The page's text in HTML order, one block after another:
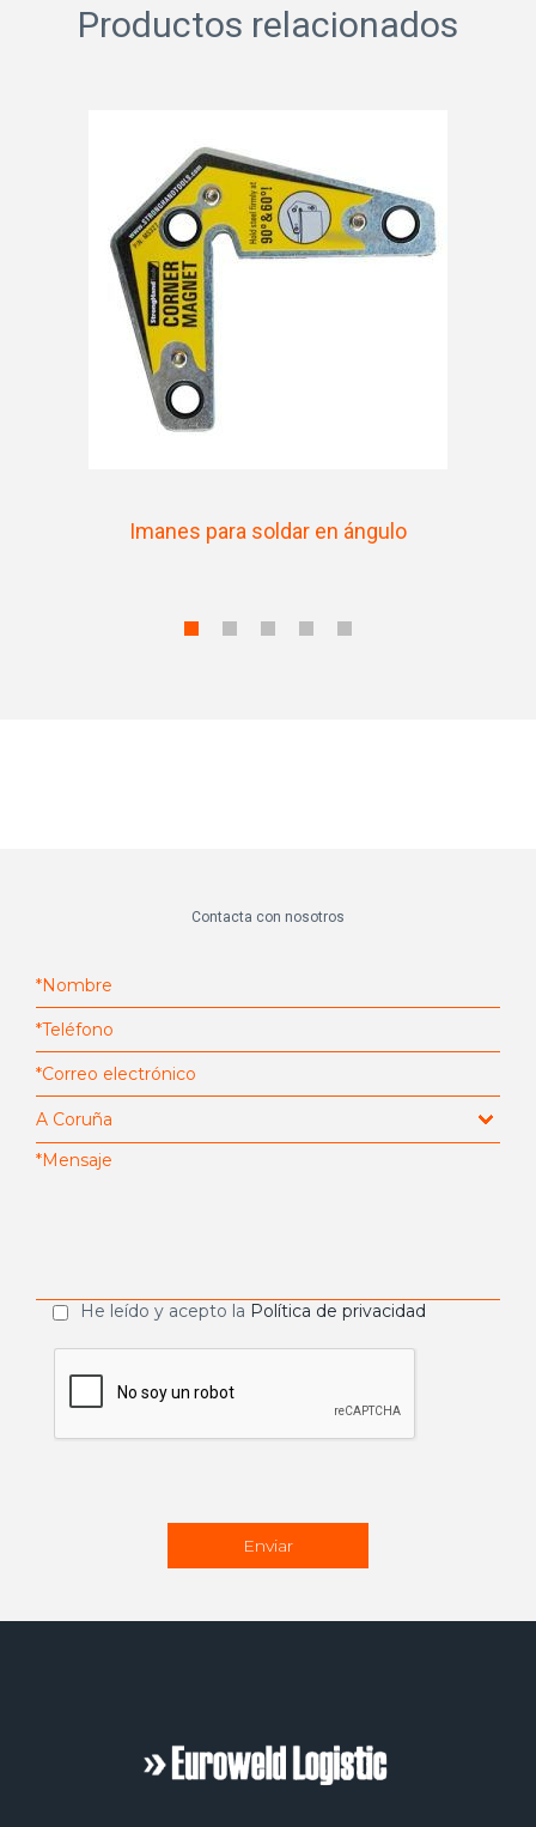
Productos relacionados
Imanes para soldar en ángulo
Contacta con nosotros
He leído y acepto la Política de privacidad